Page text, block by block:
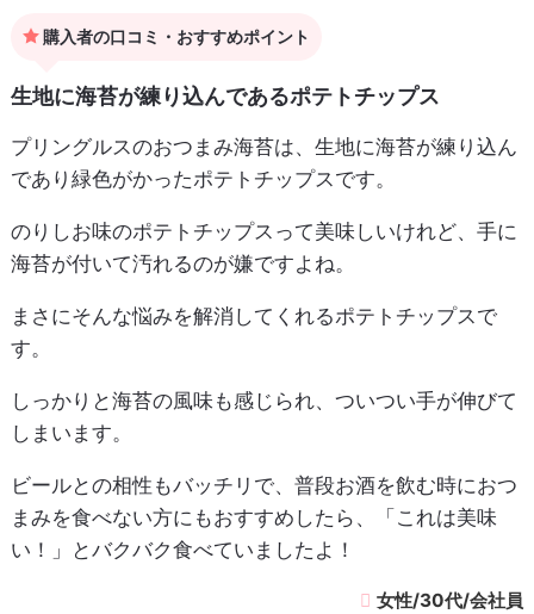
購入者の口コミ・おすすめポイント
生地に海苔が練り込んであるポテトチップス
プリングルスのおつまみ海苔は、生地に海苔が練り込ん
であり緑色がかったポテトチップスです。
のりしお味のポテトチップスって美味しいけれど、手に
海苔が付いて汚れるのが嫌ですよね。
まさにそんな悩みを解消してくれるポテトチップスで
す。
しっかりと海苔の風味も感じられ、ついつい手が伸びて
しまいます。
ビールとの相性もバッチリで、普段お酒を飲む時におつ
まみを食べない方にもおすすめしたら、「これは美味
い！」とバクバク食べていましたよ！
女性/30代/会社員